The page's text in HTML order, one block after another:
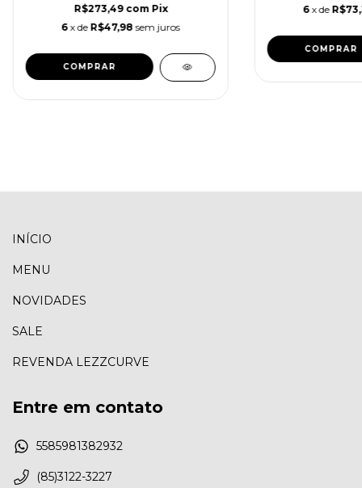
R$273,49 com Pix
6 x de R$47,98 sem juros
COMPRAR
6 x de
COMPRAR
INÍCIO
MENU
NOVIDADES
SALE
REVENDA LEZZCURVE
Entre em contato
5585981382932
(85)3122-3227